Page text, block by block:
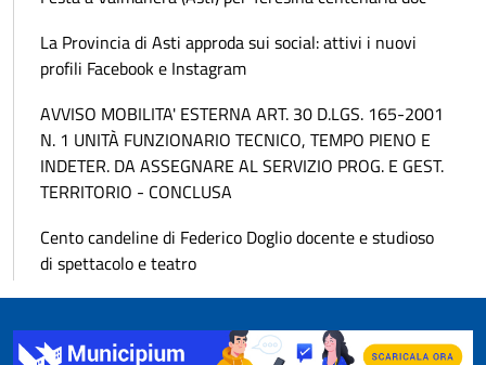
La Provincia di Asti approda sui social: attivi i nuovi
profili Facebook e Instagram
AVVISO MOBILITA' ESTERNA ART. 30 D.LGS. 165-2001
N. 1 UNITÀ FUNZIONARIO TECNICO, TEMPO PIENO E
INDETER. DA ASSEGNARE AL SERVIZIO PROG. E GEST.
TERRITORIO - CONCLUSA
Cento candeline di Federico Doglio docente e studioso
di spettacolo e teatro